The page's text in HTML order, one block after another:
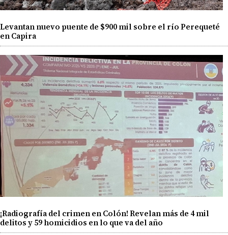
Levantan nuevo puente de $900 mil sobre el río Perequeté
en Capira
¡Radiografía del crimen en Colón! Revelan más de 4 mil
delitos y 59 homicidios en lo que va del año